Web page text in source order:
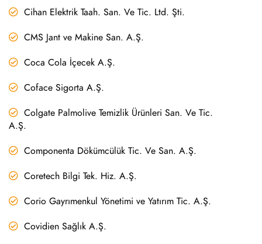
Cihan Elektrik Taah. San. Ve Tic. Ltd. Şti.
CMS Jant ve Makine San. A.Ş.
Coca Cola İçecek A.Ş.
Coface Sigorta A.Ş.
Colgate Palmolive Temizlik Ürünleri San. Ve Tic.
A.Ş.
Componenta Dökümcülük Tic. Ve San. A.Ş.
Coretech Bilgi Tek. Hiz. A.Ş.
Corio Gayrımenkul Yönetimi ve Yatırım Tic. A.Ş.
Covidien Sağlık A.Ş.